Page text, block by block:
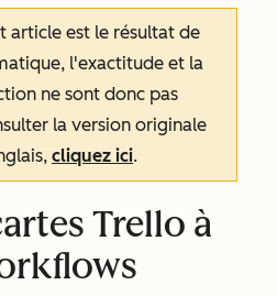
article est le résultat de
l'exactitude et la
ne sont donc pas
la version originale
cliquez ici.
Trello à